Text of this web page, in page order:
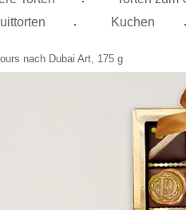
. Kuchen .
nach Dubai Art, 175 g